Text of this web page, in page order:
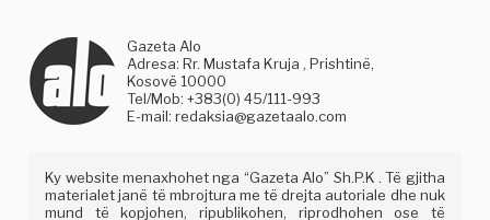
Gazeta Alo
Adresa: Rr. Mustafa Kruja , Prishtinë,
Kosovë 10000
Tel/Mob: +383(0) 45/111-993
E-mail:redaksia@gazetaalo.com
Ky website menaxhohet nga “Gazeta Alo” Sh.P.K . Të gjitha
materialet janë të mbrojtura me të drejta autoriale dhe nuk
mund të kopjohen, ripublikohen, riprodhohen ose të